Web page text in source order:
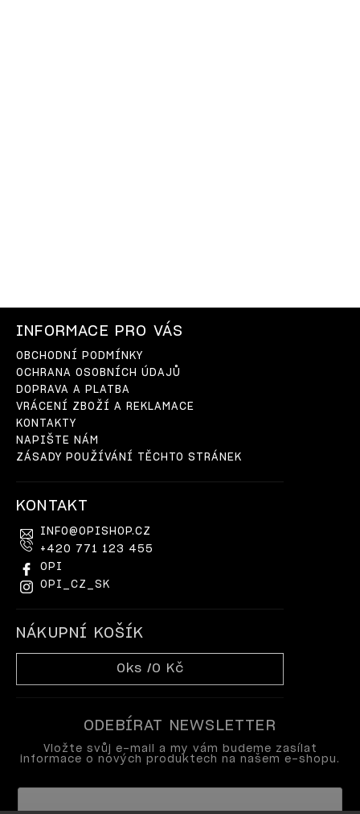
INFORMACE PRO VÁS
OBCHODNÍ PODMÍNKY
OCHRANA OSOBNÍCH ÚDAJŮ
DOPRAVA A PLATBA
VRÁCENÍ ZBOŽÍ A REKLAMACE
KONTAKTY
NAPIŠTE NÁM
ZÁSADY POUŽÍVÁNÍ TĚCHTO STRÁNEK
KONTAKT
INFO@OPISHOP.CZ
+420 771 123 455
OPI
OPI_CZ_SK
NÁKUPNÍ KOŠÍK
0 ks /0 Kč
ODEBÍRAT NEWSLETTER
Vložte svůj e-mail a my vám budeme zasílat
informace o nových produktech na našem e-shopu.